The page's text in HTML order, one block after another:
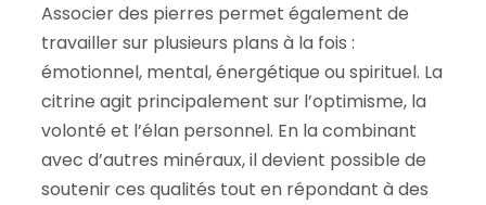
Associer des pierres permet également de
travailler sur plusieurs plans à la fois :
émotionnel, mental, énergétique ou spirituel. La
citrine agit principalement sur l’optimisme, la
volonté et l’élan personnel. En la combinant
avec d’autres minéraux, il devient possible de
soutenir ces qualités tout en répondant à des